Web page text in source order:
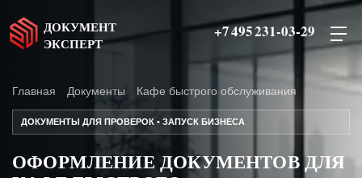
ДОКУМЕНТ
ЭКСПЕРТ
+7 495 231-03-29
Главная Документы Кафе быстрого обслуживания
ДОКУМЕНТЫ ДЛЯ ПРОВЕРОК • ЗАПУСК БИЗНЕСА
ОФОРМЛЕНИЕ ДОКУМЕНТОВ ДЛЯ